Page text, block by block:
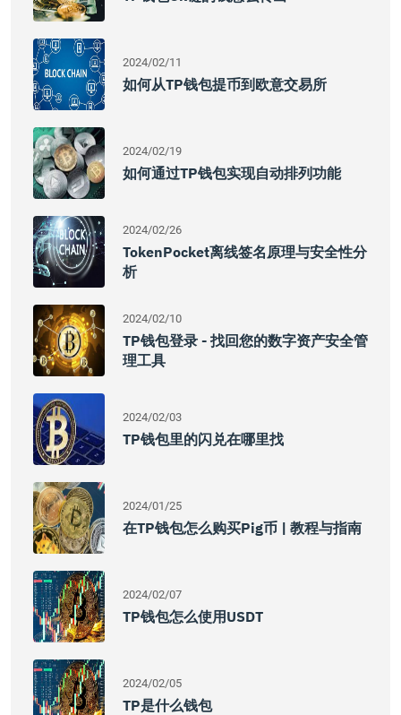
2024/02/11
如何从TP钱包提币到欧意交易所
2024/02/19
如何通过TP钱包实现自动排列功能
2024/02/26
TokenPocket离线签名原理与安全性分
析
2024/02/10
TP钱包登录 - 找回您的数字资产安全管
理工具
2024/02/03
TP钱包里的闪兑在哪里找
2024/01/25
在TP钱包怎么购买Pig币 | 教程与指南
2024/02/07
TP钱包怎么使用USDT
2024/02/05
TP是什么钱包